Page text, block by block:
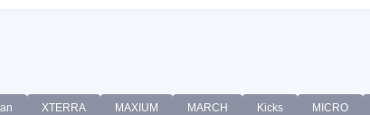
XTERRA MAXIUM MARCH Kicks MICRO